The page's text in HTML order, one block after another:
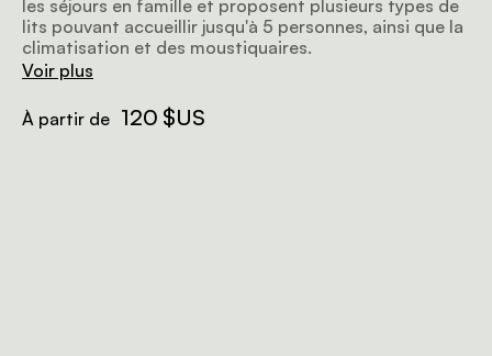
les séjours en famille et proposent plusieurs types de
lits pouvant accueillir jusqu'à 5 personnes, ainsi que la
climatisation et des moustiquaires.
Voir plus
À partir de 120 $US